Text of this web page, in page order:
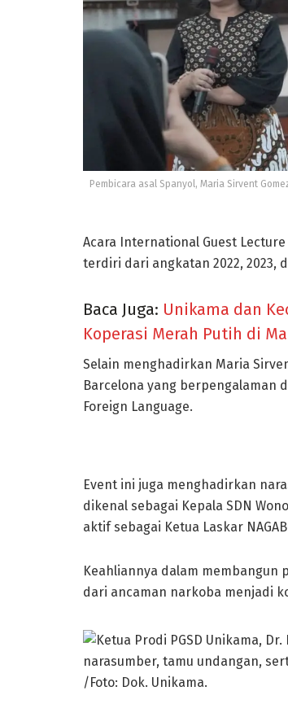
Pembicara asal Spanyol, Maria Sirvent
Acara International Guest Lecture
terdiri dari angkatan 2022, 2023,
Baca Juga: Unikama dan
Koperasi Merah Putih di
Selain menghadirkan Maria
Barcelona yang berpengalaman
Foreign Language.
Event ini juga menghadirkan
dikenal sebagai Kepala SDN
aktif sebagai Ketua Laskar
Keahliannya dalam
dari ancaman narkoba menjadi